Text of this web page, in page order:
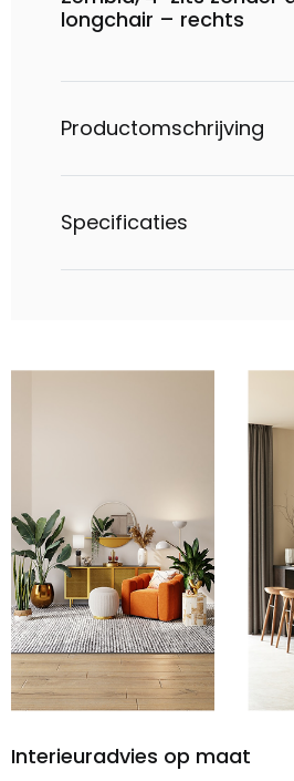
longchair – rechts
Productomschrijving
Specificaties
Interieuradvies op maat